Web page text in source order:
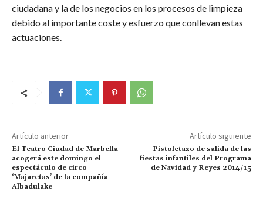
ciudadana y la de los negocios en los procesos de limpieza
debido al importante coste y esfuerzo que conllevan estas
actuaciones.
Artículo anterior
El Teatro Ciudad de Marbella
acogerá este domingo el
espectáculo de circo
‘Majaretas’ de la compañía
Albadulake
Artículo siguiente
Pistoletazo de salida de las
fiestas infantiles del Programa
de Navidad y Reyes 2014/15